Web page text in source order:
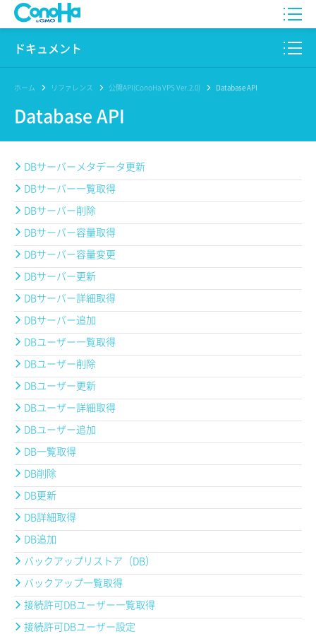
WING
for GAME
Pencil
サービス一覧
サポート
ドキュメント
このサイトについて
プロダクト
リリースノート
ホーム リファレンス 公開API(ConoHa VPS Ver.2.0) Database API
Database API
DBサーバーメタデータ更新
DBサーバー一覧取得
DBサーバー削除
DBサーバー容量取得
DBサーバー容量変更
DBサーバー更新
DBサーバー詳細取得
DBサーバー追加
DBユーザー一覧取得
DBユーザー削除
DBユーザー更新
DBユーザー詳細取得
DBユーザー追加
DB一覧取得
DB削除
DB更新
DB詳細取得
DB追加
バックアップリストア（DB）
バックアップ一覧取得
接続許可DBユーザー一覧取得
接続許可DBユーザー設定